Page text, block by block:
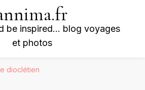
be inspired… blog voyages
et photos
dioclétien